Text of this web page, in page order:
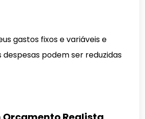
gastos fixos e variáveis e
despesas podem ser reduzidas